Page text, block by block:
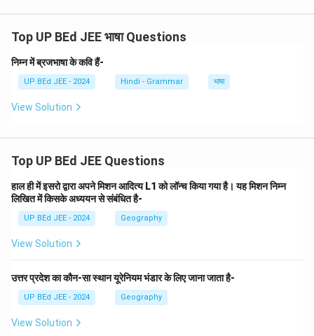
Top UP BEd JEE भाषा Questions
निम्न में ब्रजभाषा के कवि हैं-
UP BEd JEE - 2024 Hindi - Grammar भाषा
View Solution
Top UP BEd JEE Questions
हाल ही में इसरो द्वारा अपने मिशन आदित्य L1 को लॉन्च किया गया है। यह मिशन निम्न
लिखित में किसके अध्ययन से संबंधित है-
UP BEd JEE - 2024 Geography
View Solution
उत्तर प्रदेश का कौन-सा स्थान यूरेनियम भंडार के लिए जाना जाता है-
UP BEd JEE - 2024 Geography
View Solution